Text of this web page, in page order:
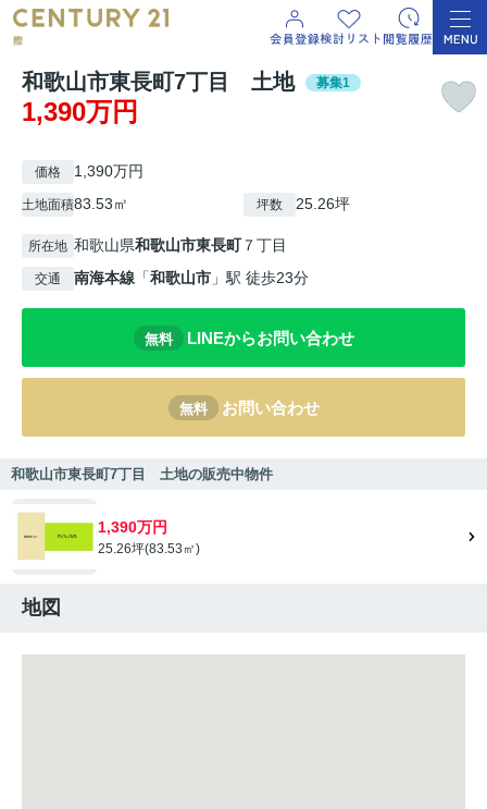
和歌山市東長町7丁目 土地 募集1
1,390万円
価格 1,390万円
土地面積83.53㎡ 坪数 25.26坪
所在地 和歌山県和歌山市東長町７丁目
交通 南海本線 「和歌山市 」駅 徒歩23分
無料 LINEからお問い合わせ
無料 お問い合わせ
和歌山市東長町7丁目 土地の販売中物件
1,390万円
25.26坪(83.53㎡)
地図